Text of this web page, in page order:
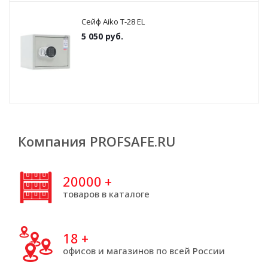
Сейф Aiko T-28 EL
5 050 руб.
Компания PROFSAFE.RU
20000 +
товаров в каталоге
18 +
офисов и магазинов по всей России